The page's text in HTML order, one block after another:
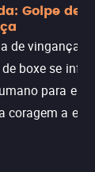
Golpe de
de vingança,
boxe se
para
coragem a